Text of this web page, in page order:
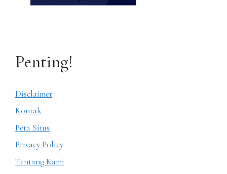
Penting!
Disclaimer
Kontak
Peta Situs
Privacy Policy
Tentang Kami